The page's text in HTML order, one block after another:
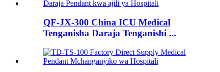
QF-JX-300 China ICU Medical
Tenganisha Daraja Tenganishi ...